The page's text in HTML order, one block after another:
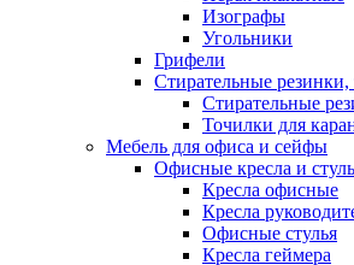
Изографы
Угольники
Грифели
Стирательные резинки,
Стирательные
Точилки для
Мебель для офиса и сейфы
Офисные кресла и
Кресла офисные
Кресла
Офисные стулья
Кресла геймера